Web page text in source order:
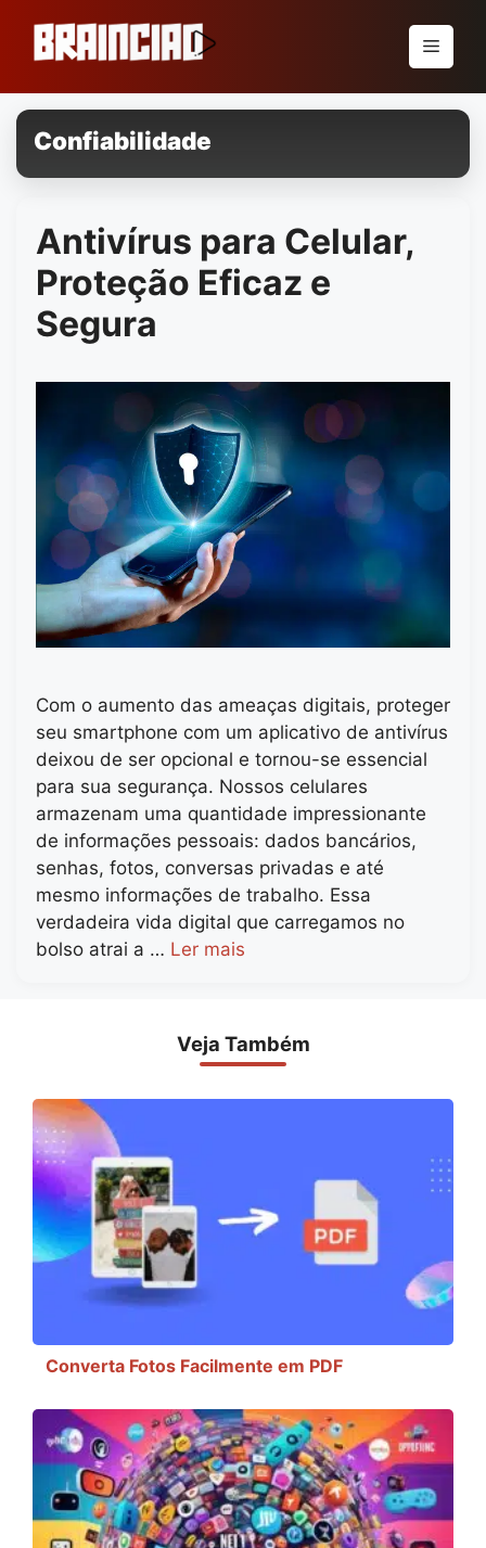
conteúdo
Menu
Confiabilidade
Antivírus para Celular,
Proteção Eficaz e
Segura
Com o aumento das ameaças digitais, proteger
seu smartphone com um aplicativo de antivírus
deixou de ser opcional e tornou-se essencial
para sua segurança. Nossos celulares
armazenam uma quantidade impressionante
de informações pessoais: dados bancários,
senhas, fotos, conversas privadas e até
mesmo informações de trabalho. Essa
verdadeira vida digital que carregamos no
bolso atrai a … Ler mais
Veja Também
Converta Fotos Facilmente em PDF